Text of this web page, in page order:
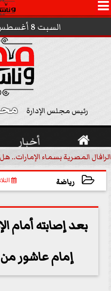

السبت 8 أغسطس 2026
رئيس مجلس الإدارة
 أخبار
الرافال المصرية بسماء
رياضة الثلاثاء،
بعد إصابته أمام
إمام عاشور